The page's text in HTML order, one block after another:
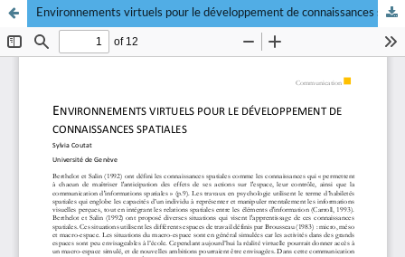
Environnements virtuels pour le développement de connaissances spatiales